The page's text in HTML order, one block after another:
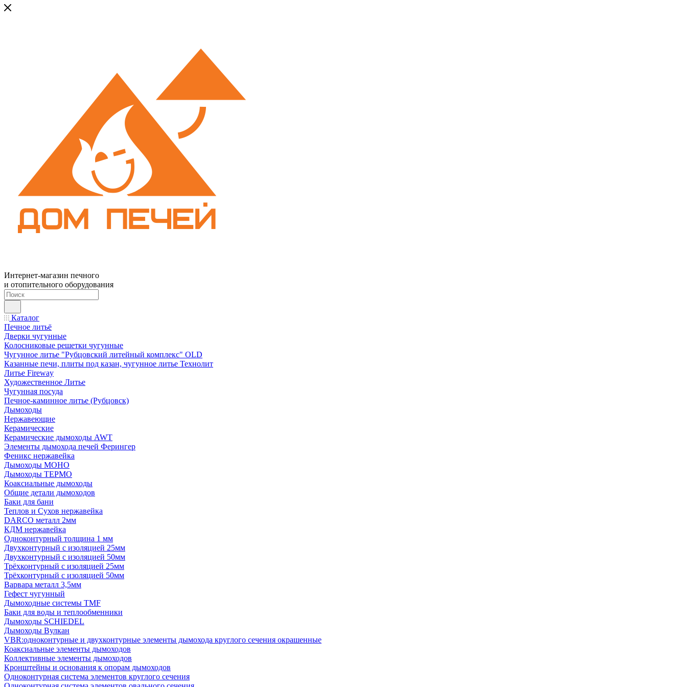
Интернет-магазин печного
и отопительного оборудования
Каталог
Печное литьё
Дверки чугунные
Колосниковые решетки чугунные
Чугунное литье "Рубцовский литейный комплекс" OLD
Казанные печи, плиты под казан, чугунное литье Технолит
Литье Fireway
Художественное Литье
Чугунная посуда
Печное-каминное литье (Рубцовск)
Дымоходы
Нержавеющие
Керамические
Керамические дымоходы AWT
Элементы дымохода печей Ферингер
Феникс нержавейка
Дымоходы МОНО
Дымоходы ТЕРМО
Коаксиальные дымоходы
Общие детали дымоходов
Баки для бани
Теплов и Сухов нержавейка
DARCO металл 2мм
КДМ нержавейка
Одноконтурный толщина 1 мм
Двухконтурный с изоляцией 25мм
Двухконтурный с изоляцией 50мм
Трёхконтурный с изоляцией 25мм
Трёхконтурный с изоляцией 50мм
Варвара металл 3,5мм
Гефест чугунный
Дымоходные системы TMF
Баки для воды и теплообменники
Дымоходы SCHIEDEL
Дымоходы Вулкан
VBR:одноконтурные и двухконтурные элементы дымохода круглого сечения окрашенные
Коаксиальные элементы дымоходов
Коллективные элементы дымоходов
Кронштейны и основания к опорам дымоходов
Одноконтурная система элементов круглого сечения